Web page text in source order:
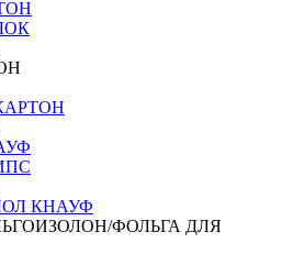
КНАУФ
ФОЛЬГА ДЛЯ